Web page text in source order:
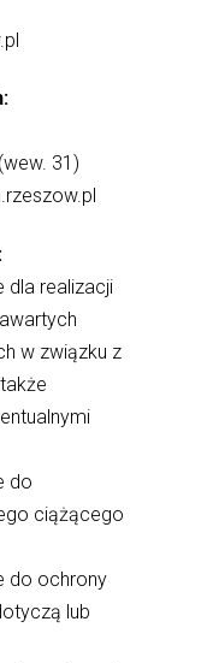
31)
dla realizacji
w związku z
do
ciążącego
do ochrony
lub